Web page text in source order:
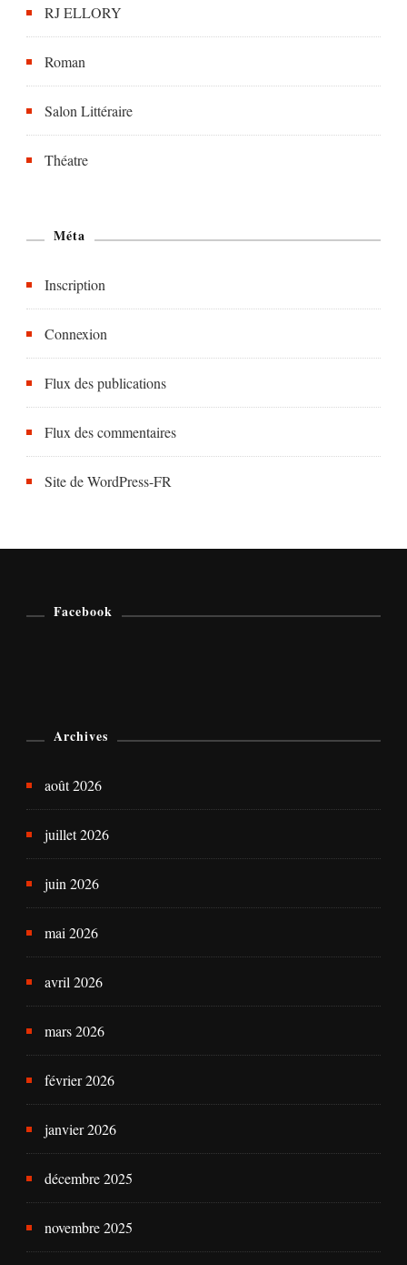
RJ ELLORY
Roman
Salon Littéraire
Théatre
Méta
Inscription
Connexion
Flux des publications
Flux des commentaires
Site de WordPress-FR
Facebook
Archives
août 2026
juillet 2026
juin 2026
mai 2026
avril 2026
mars 2026
février 2026
janvier 2026
décembre 2025
novembre 2025